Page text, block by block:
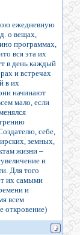
ежедневную
о вещах,
программах,
вся эта их
в день каждый
и встречах
в их
начинают
мало, если
себе,
земных,
жизни –
и
Для того
их самыми
и
всем
откровение)